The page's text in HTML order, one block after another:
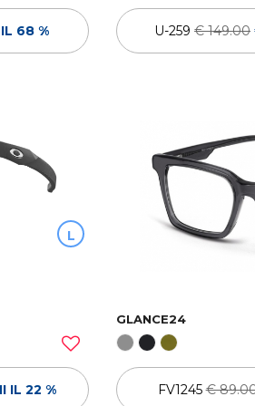
68 % U-259€ 149.00
L
IL 22 %
GLANCE24
FV1245€